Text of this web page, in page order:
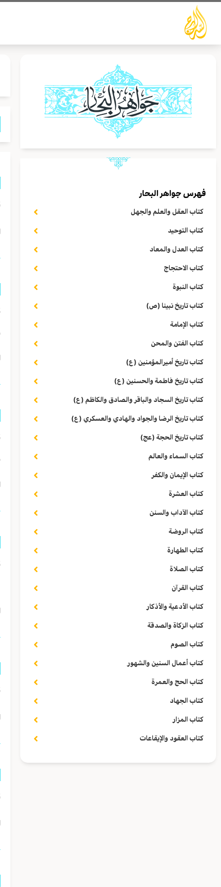
تخطي
المحتوى
فهرس جواهر البحار
كتاب العقل والعلم والجهل
كتاب التوحيد
كتاب العدل والمعاد
كتاب الاحتجاج
كتاب النبوة
كتاب تاريخ نبينا (ص)
كتاب الإمامة
كتاب الفتن والمحن
كتاب تاريخ أميرالمؤمنين (ع)
كتاب تاريخ فاطمة والحسنين (ع)
كتاب تاريخ السجاد والباقر والصادق والكاظم (ع)
كتاب تاريخ الرضا والجواد والهادي والعسكري (ع)
كتاب تاريخ الحجة (عج)
كتاب السماء والعالم
كتاب الإيمان والكفر
كتاب العشرة
كتاب الآداب والسنن
كتاب الروضة
كتاب الطهارة
كتاب الصلاة
كتاب القرآن
كتاب الأدعية والأذكار
كتاب الزكاة والصدقة
كتاب الصوم
كتاب أعمال السنين والشهور
كتاب الحج والعمرة
كتاب الجهاد
كتاب المزار
كتاب العقود والإيقاعات